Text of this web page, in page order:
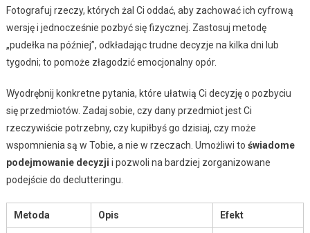
Fotografuj rzeczy, których żal Ci oddać, aby zachować ich cyfrową
wersję i jednocześnie pozbyć się fizycznej. Zastosuj metodę
„pudełka na później”, odkładając trudne decyzje na kilka dni lub
tygodni; to pomoże złagodzić emocjonalny opór.
Wyodrębnij konkretne pytania, które ułatwią Ci decyzję o pozbyciu
się przedmiotów. Zadaj sobie, czy dany przedmiot jest Ci
rzeczywiście potrzebny, czy kupiłbyś go dzisiaj, czy może
wspomnienia są w Tobie, a nie w rzeczach. Umożliwi to świadome
podejmowanie decyzji i pozwoli na bardziej zorganizowane
podejście do declutteringu.
Metoda Opis Efekt